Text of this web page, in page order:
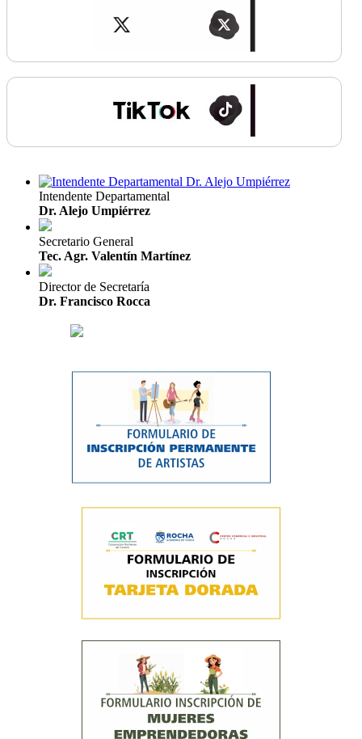
Intendente Departamental
Dr. Alejo Umpiérrez
Secretario General
Tec. Agr. Valentín Martínez
Director de Secretaría
Dr. Francisco Rocca